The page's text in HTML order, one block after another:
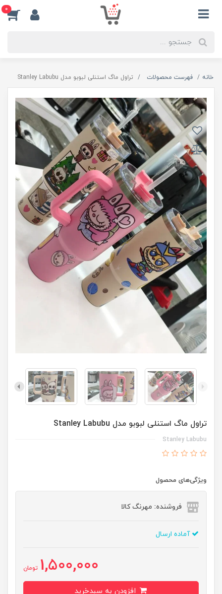
0
خانه فهرست محصولات تراول ماگ استنلی لبوبو مدل Stanley Labubu
تراول ماگ استنلی لبوبو مدل Stanley Labubu
Stanley Labubu
ویژگی‌های محصول
فروشنده: مهرنگ کالا
آماده ارسال
1,500,000 تومان